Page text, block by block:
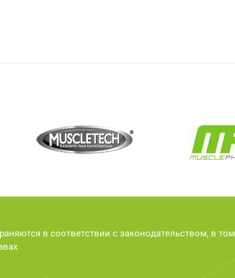
в соответствии с законодательством, в том